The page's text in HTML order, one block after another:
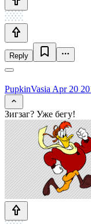
Reply
PupkinVasia Apr 20
Зигзаг? Уже бегу!